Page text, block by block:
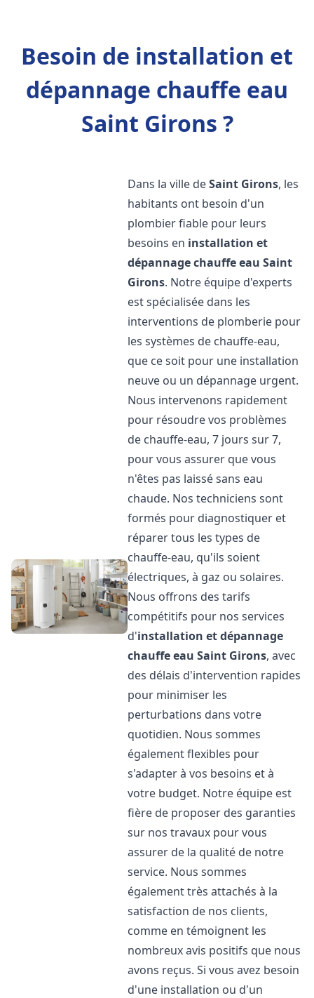
Besoin de installation et
dépannage chauffe eau
Saint Girons ?
Dans la ville deSaint Girons, les
habitants ont besoin d'un
plombier fiable pour leurs
besoins en installation et
dépannage chauffe eau Saint
Girons. Notre équipe d'experts
est spécialisée dans les
interventions de plomberie pour
les systèmes de chauffe-eau,
que ce soit pour une installation
neuve ou un dépannage urgent.
Nous intervenons rapidement
pour résoudre vos problèmes
de chauffe-eau, 7 jours sur 7,
pour vous assurer que vous
n'êtes pas laissé sans eau
chaude. Nos techniciens sont
formés pour diagnostiquer et
réparer tous les types de
chauffe-eau, qu'ils soient
électriques, à gaz ou solaires.
Nous offrons des tarifs
compétitifs pour nos services
d'installation et dépannage
chauffe eau Saint Girons, avec
des délais d'intervention rapides
pour minimiser les
perturbations dans votre
quotidien. Nous sommes
également flexibles pour
s'adapter à vos besoins et à
votre budget. Notre équipe est
fière de proposer des garanties
sur nos travaux pour vous
assurer de la qualité de notre
service. Nous sommes
également très attachés à la
satisfaction de nos clients,
comme en témoignent les
nombreux avis positifs que nous
avons reçus. Si vous avez besoin
d'une installation ou d'un